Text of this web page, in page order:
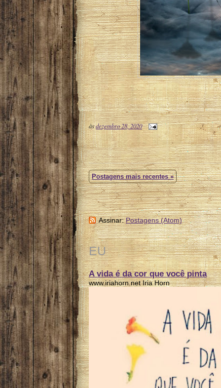
àsdezembro 28, 2020
Postagens mais recentes »
Assinar:Postagens (Atom)
EU
A vida é da cor que você pinta
www.iriahorn.net Iria Horn